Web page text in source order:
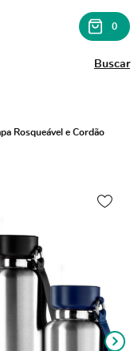
0
Rosqueável e Cordão